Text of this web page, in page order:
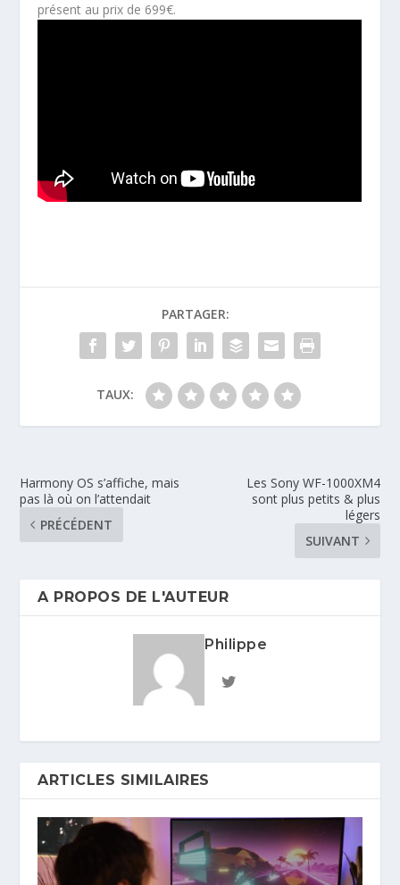
présent au prix de 699€.
PARTAGER:
TAUX:
Harmony OS s’affiche, mais
pas là où on l’attendait
PRÉCÉDENT
Les Sony WF-1000XM4
sont plus petits & plus
légers
SUIVANT
A PROPOS DE L'AUTEUR
Philippe
ARTICLES SIMILAIRES